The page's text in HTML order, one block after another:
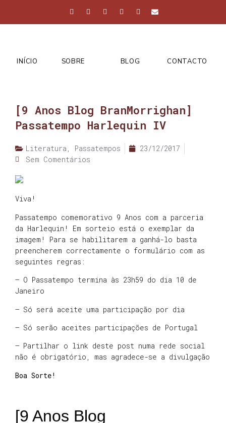
INÍCIO SOBRE BLOG CONTACTO
[9 Anos Blog BranMorrighan]
Passatempo Harlequin IV
Literatura , Passatempos
23/12/2017
Sem Comentários
Viva!
Passatempo comemorativo 9 Anos com a parceria
da Harlequin! Em sorteio está o exemplar da
imagem! Para se habilitarem a ganhá-lo basta
preencherem correctamente o formulário com as
seguintes regras:
– O Passatempo termina às 23h59 do dia 10 de
Janeiro
– Só será aceite uma participação por dia
– Só serão aceites participações de Portugal
– Partilhar o link deste post numa rede social
não é obrigatório, mas agradece-se a divulgação
Boa Sorte!